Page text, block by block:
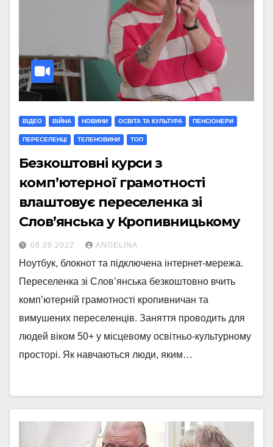
ВІДЕО ВІЙНА НОВИНИ ОСВІТА ТА КУЛЬТУРА ПЕНСІОНЕРИ
ПЕРЕСЕЛЕНЦІ ТЕЛЕНОВИНИ ТОП
Безкоштовні курси з
комп’ютерної грамотності
влаштовує переселенка зі
Слов’янська у Кропивницькому
08.09.2022 ANGELINA
Ноутбук, блокнот та підключена інтернет-мережа.
Переселенка зі Слов’янська безкоштовно вчить
комп’ютерній грамотності кропивничан та
вимушених переселенців. Заняття проводить для
людей віком 50+ у місцевому освітньо-культурному
просторі. Як навчаються люди, яким…